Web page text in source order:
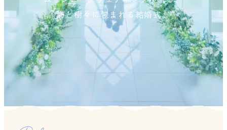
海と樹々に包まれる結婚式。